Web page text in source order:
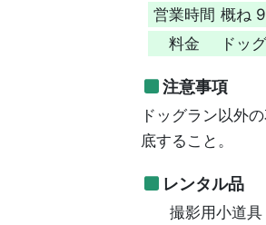
営業時間 概ね
料金
ドッ
注意事項
ドッグラン以外
底すること。
レンタル品
撮影用小道